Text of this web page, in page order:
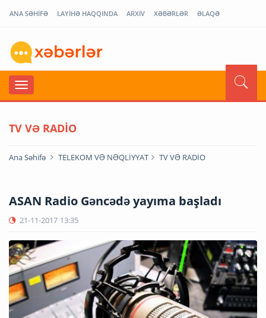
ANA SƏHİFƏ LAYİHƏ HAQQINDA ARXİV XƏBƏRLƏR ƏLAQƏ
TV VƏ RADİO
Ana Səhifə TELEKOM VƏ NƏQLİYYAT TV VƏ RADİO
ASAN Radio Gəncədə yayıma başladı
21-11-2017 13:35